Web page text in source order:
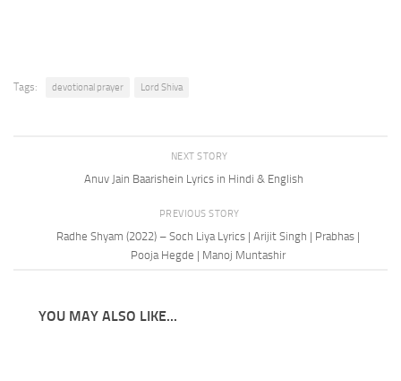
Tags: devotional prayer Lord Shiva
NEXT STORY
Anuv Jain Baarishein Lyrics in Hindi & English
PREVIOUS STORY
Radhe Shyam (2022) – Soch Liya Lyrics | Arijit Singh | Prabhas |
Pooja Hegde | Manoj Muntashir
YOU MAY ALSO LIKE...